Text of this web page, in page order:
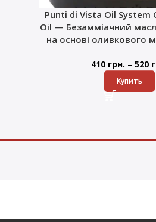
Punti di Vista Oil System
Oil — Безамміачний
на основі оливкового
410 грн. – 520
Купить